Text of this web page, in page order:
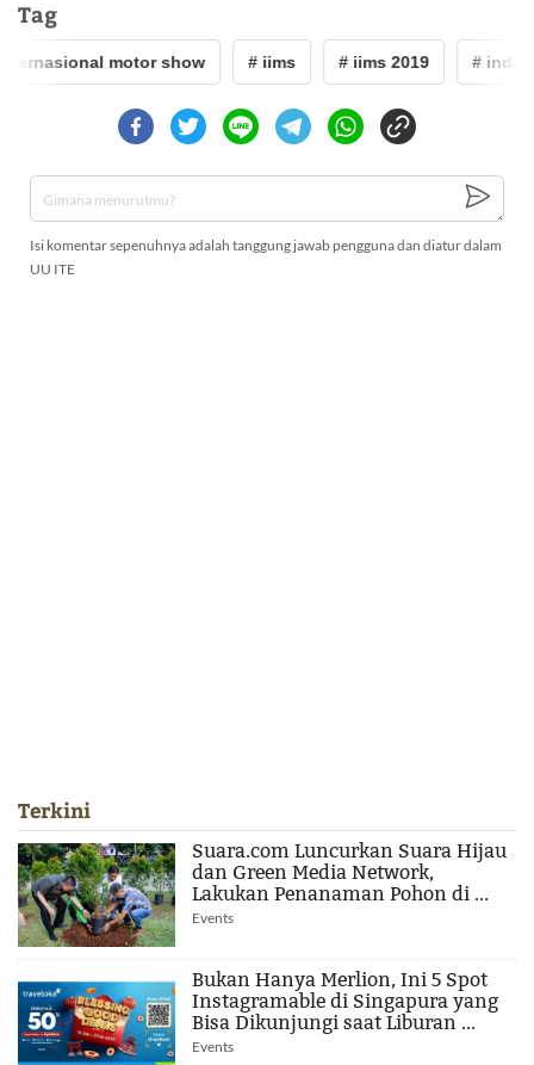
Tag
motor show # iims # iims 2019 #
Isi komentar sepenuhnya adalah tanggung jawab pengguna dan diatur dalam
UU ITE
Terkini
Suara.com Luncurkan Suara Hijau
dan Green Media Network,
Lakukan Penanaman Pohon di ...
Events
Bukan Hanya Merlion, Ini 5 Spot
Instagramable di Singapura yang
Bisa Dikunjungi saat Liburan ...
Events